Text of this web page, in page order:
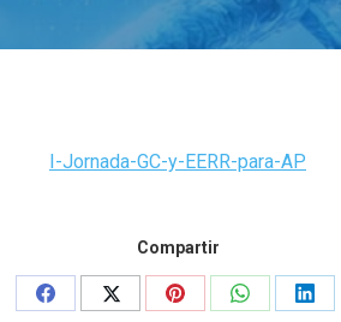
I-Jornada-GC-y-EERR-para-AP
Compartir
Share
Share
Share
Share
Share